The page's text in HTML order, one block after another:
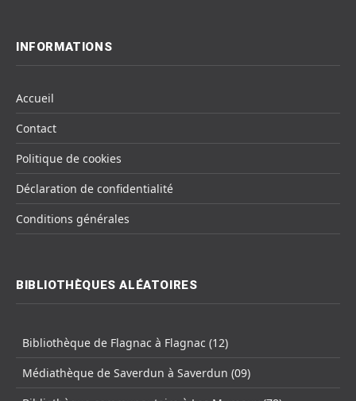
INFORMATIONS
Accueil
Contact
Politique de cookies
Déclaration de confidentialité
Conditions générales
BIBLIOTHÈQUES ALÉATOIRES
Bibliothèque de Flagnac à Flagnac (12)
Médiathèque de Saverdun à Saverdun (09)